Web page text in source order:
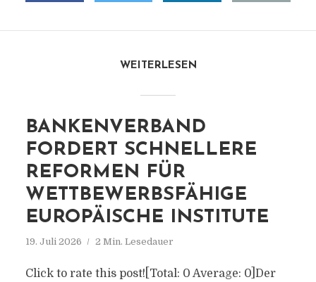
WEITERLESEN
BANKENVERBAND
FORDERT SCHNELLERE
REFORMEN FÜR
WETTBEWERBSFÄHIGE
EUROPÄISCHE INSTITUTE
19. Juli 2026 2 Min. Lesedauer
Click to rate this post![Total: 0 Average: 0]Der